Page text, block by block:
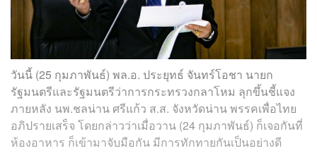
วันนี้ (25 กุมภาพันธ์) พล.อ. ประยุทธ์ จันทร์โอชา นายก
รัฐมนตรีและรัฐมนตรีว่าการกระทรวงกลาโหม ลุกขึ้นชี้แจง
ภายหลัง นพ.ชลน่าน ศรีแก้ว ส.ส. จังหวัดน่าน พรรคเพื่อไทย
อภิปรายเสร็จ โดยกล่าวว่าเมื่อวาน (24 กุมภาพันธ์) ก็เจอกันที่
ห้องอาหาร ก็เข้ามาจับมือกัน มีการทักทายกันเป็นอย่างดี